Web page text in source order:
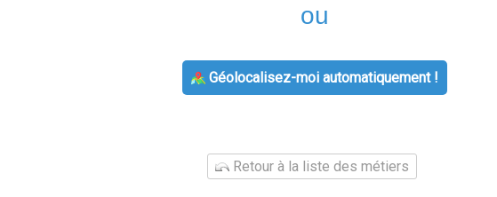
ou
Géolocalisez-moi automatiquement !
Retour à la liste des métiers